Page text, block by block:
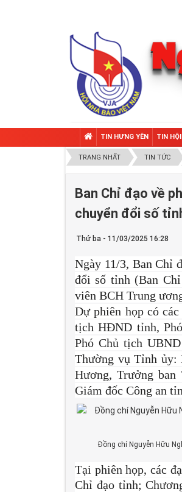
TIN HƯNG YÊN TIN
TRANG NHẤT TIN TỨC
Ban Chỉ đạo về
chuyển đổi số
Thứ ba - 11/03/2025 16:28
Ngày 11/3, Ban Chỉ
đổi số tỉnh (Ban
viên BCH Trung
Dự phiên họp có
tịch HĐND tỉnh,
Phó Chủ tịch
Thường vụ Tỉnh ủy:
Hương, Trưởng
Giám đốc Công an
Đồng chí Nguyễn Hữu
Tại phiên họp, các
Chỉ đạo tỉnh;